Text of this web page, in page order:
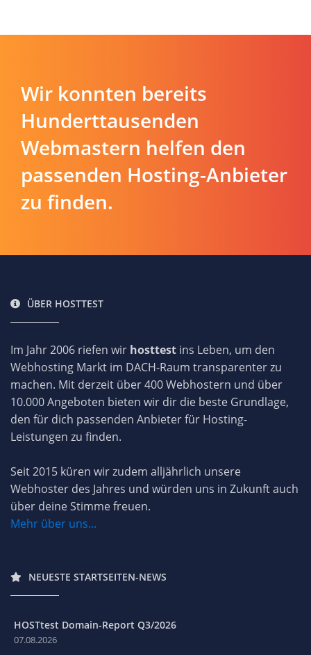
Wir konnten bereits
Hunderttausenden
Webmastern helfen den
passenden Hosting-Anbieter
zu finden.
ÜBER HOSTTEST
Im Jahr 2006 riefen wir hosttest ins Leben, um den
Webhosting Markt im DACH-Raum transparenter zu
machen. Mit derzeit über 400 Webhostern und über
10.000 Angeboten bieten wir dir die beste Grundlage,
den für dich passenden Anbieter für Hosting-
Leistungen zu finden.
Seit 2015 küren wir zudem alljährlich unsere
Webhoster des Jahres und würden uns in Zukunft auch
über deine Stimme freuen.
Mehr über uns...
NEUESTE STARTSEITEN-NEWS
HOSTtest Domain-Report Q3/2026
07.08.2026